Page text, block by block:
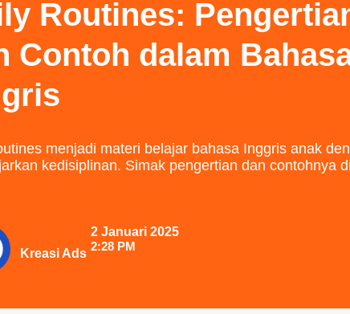
Routines:
Contoh dalam
menjadi materi belajar bahasa Inggris anak
kedisiplinan. Simak pengertian dan contohnya di
Kreasi Ads
2 Januari 2025
2:28 PM